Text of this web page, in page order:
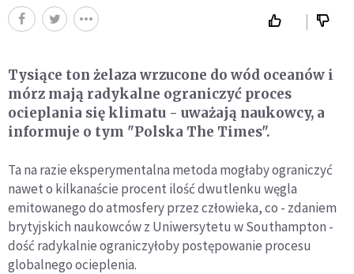
Tysiące ton żelaza wrzucone do wód oceanów i
mórz mają radykalne ograniczyć proces
ocieplania się klimatu - uważają naukowcy, a
informuje o tym "Polska The Times".
Ta na razie eksperymentalna metoda mogłaby ograniczyć
nawet o kilkanaście procent ilość dwutlenku węgla
emitowanego do atmosfery przez człowieka, co - zdaniem
brytyjskich naukowców z Uniwersytetu w Southampton -
dość radykalnie ograniczyłoby postępowanie procesu
globalnego ocieplenia.